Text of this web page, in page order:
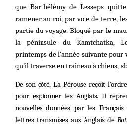
que Barthélémy de Lesseps
ramener au roi, par voie de terre,
partie du voyage. Bloqué par le
la péninsule du Kamtchatka,
printemps de l’année suivante pour
qu’il traverse en traîneau à chiens,
De son côté, La Pérouse reçoit
pour espionner les Anglais. Il
nouvelles données par les
lettres transmises aux Anglais de